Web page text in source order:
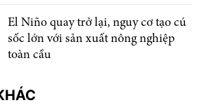
El Niño quay trở lại, nguy cơ tạo cú
sốc lớn với sản xuất nông nghiệp
toàn cầu